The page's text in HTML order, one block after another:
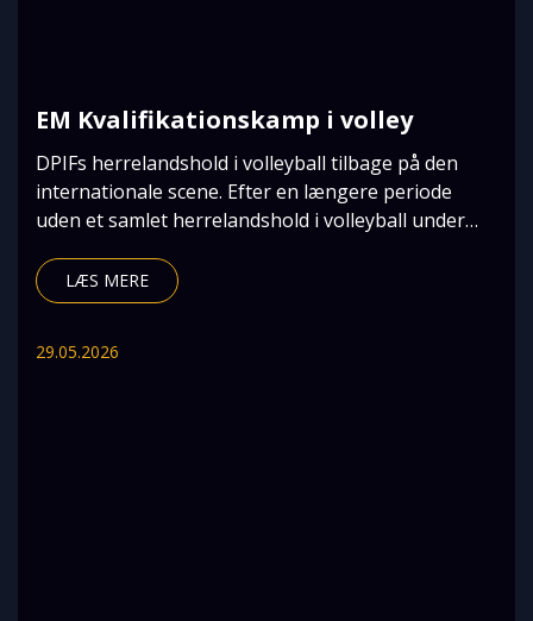
EM Kvalifikationskamp i volley
DPIFs herrelandshold i volleyball tilbage på den
internationale scene. Efter en længere periode
uden et samlet herrelandshold i volleyball under
LÆS MERE
29.05.2026